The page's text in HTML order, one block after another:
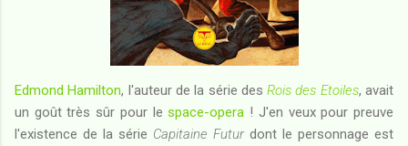
Edmond Hamilton, l'auteur de la série desRois des Etoiles, avait
un goût très sûr pour lespace-opera ! J'en veux pour preuve
l'existence de la série Capitaine Futurdont le personnage est